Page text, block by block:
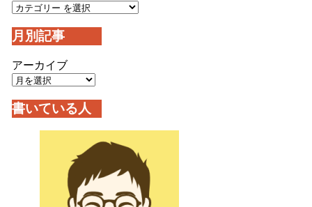
月別記事
アーカイブ
書いている人